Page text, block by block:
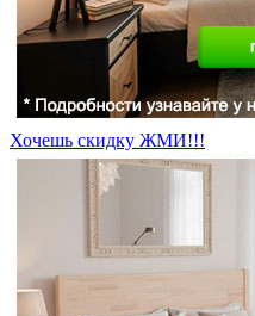
Хочешь скидку ЖМИ!!!